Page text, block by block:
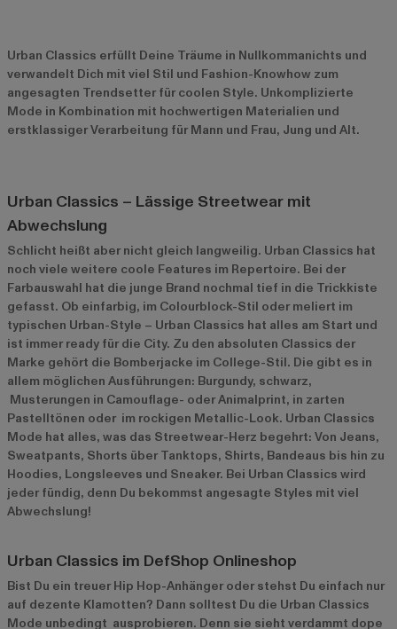
Urban Classics erfüllt Deine Träume in Nullkommanichts und
verwandelt Dich mit viel Stil und Fashion-Knowhow zum
angesagten Trendsetter für coolen Style. Unkomplizierte
Mode in Kombination mit hochwertigen Materialien und
erstklassiger Verarbeitung für Mann und Frau, Jung und Alt.
Urban Classics – Lässige Streetwear mit
Abwechslung
Schlicht heißt aber nicht gleich langweilig. Urban Classics hat
noch viele weitere coole Features im Repertoire. Bei der
Farbauswahl hat die junge Brand nochmal tief in die Trickkiste
gefasst. Ob einfarbig, im Colourblock-Stil oder meliert im
typischen Urban-Style – Urban Classics hat alles am Start und
ist immer ready für die City. Zu den absoluten Classics der
Marke gehört die Bomberjacke im College-Stil. Die gibt es in
allem möglichen Ausführungen: Burgundy, schwarz,
Musterungen in Camouflage- oder Animalprint, in zarten
Pastelltönen oder im rockigen Metallic-Look. Urban Classics
Mode hat alles, was das Streetwear-Herz begehrt: Von Jeans,
Sweatpants, Shorts über Tanktops, Shirts, Bandeaus bis hin zu
Hoodies, Longsleeves und Sneaker. Bei Urban Classics wird
jeder fündig, denn Du bekommst angesagte Styles mit viel
Abwechslung!
Urban Classics im DefShop Onlineshop
Bist Du ein treuer Hip Hop-Anhänger oder stehst Du einfach nur
auf dezente Klamotten? Dann solltest Du die Urban Classics
Mode unbedingt ausprobieren. Denn sie sieht verdammt dope